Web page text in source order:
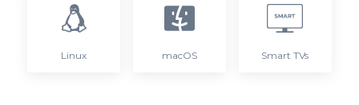
Linux macOS Smart TVs